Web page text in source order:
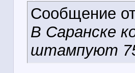
Сообщение
В Саранске
штампуют